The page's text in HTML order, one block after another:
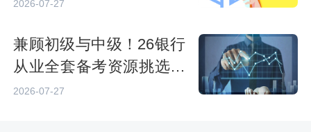
2026-07-27
兼顾初级与中级！26银行
从业全套备考资源挑选思
路
2026-07-27